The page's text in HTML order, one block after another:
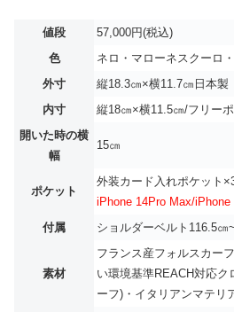
値段
57,000円(税込)
色
ネロ・マローネスクーロ
外寸
縦18.3㎝×横11.7㎝日本製
内寸
縦18㎝×横11.5㎝/フリー
開いた時の横
幅
15㎝
ポケット
外装カード入れポケット
iPhone 14Pro Max/iPhone
付属
ショルダーベルト116.5㎝
素材
フランス産フォルスカー
い環境基準REACH対応ク
ーフ)・イタリアンマテリ